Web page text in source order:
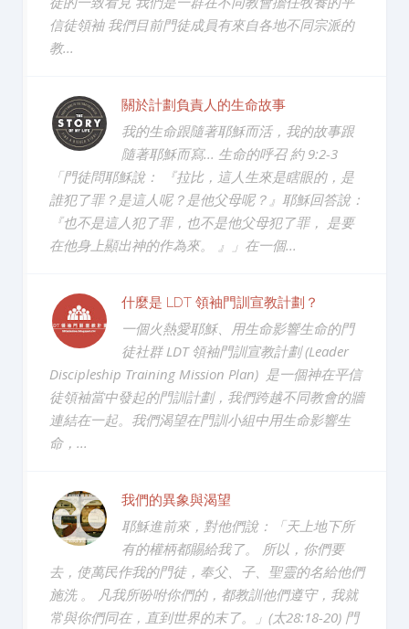
信徒領袖 我們目前門徒成員有來自各地不同宗派的
教...
關於計劃負責人的生命故事
我的生命跟隨著耶穌而活，我的故事跟
隨著耶穌而寫... 生命的呼召 約 9:2-3
「門徒問耶穌說： 『拉比，這人生來是瞎眼的，是
誰犯了罪？是這人呢？是他父母呢？』耶穌回答說：
『也不是這人犯了罪，也不是他父母犯了罪， 是要
在他身上顯出神的作為來。 』」在一個...
什麼是 LDT 領袖門訓宣教計劃？
一個火熱愛耶穌、用生命影響生命的門
徒社群 LDT 領袖門訓宣教計劃 (Leader
Discipleship Training Mission Plan) 是一個神在平信
徒領袖當中發起的門訓計劃，我們跨越不同教會的牆
連結在一起。我們渴望在門訓小組中用生命影響生
命，...
我們的異象與渴望
耶穌進前來，對他們說：「天上地下所
有的權柄都賜給我了。 所以，你們要
去，使萬民作我的門徒，奉父、子、聖靈的名給他們
施洗 。 凡我所吩咐你們的，都教訓他們遵守，我就
常與你們同在，直到世界的末了。」(太28:18-20) 門